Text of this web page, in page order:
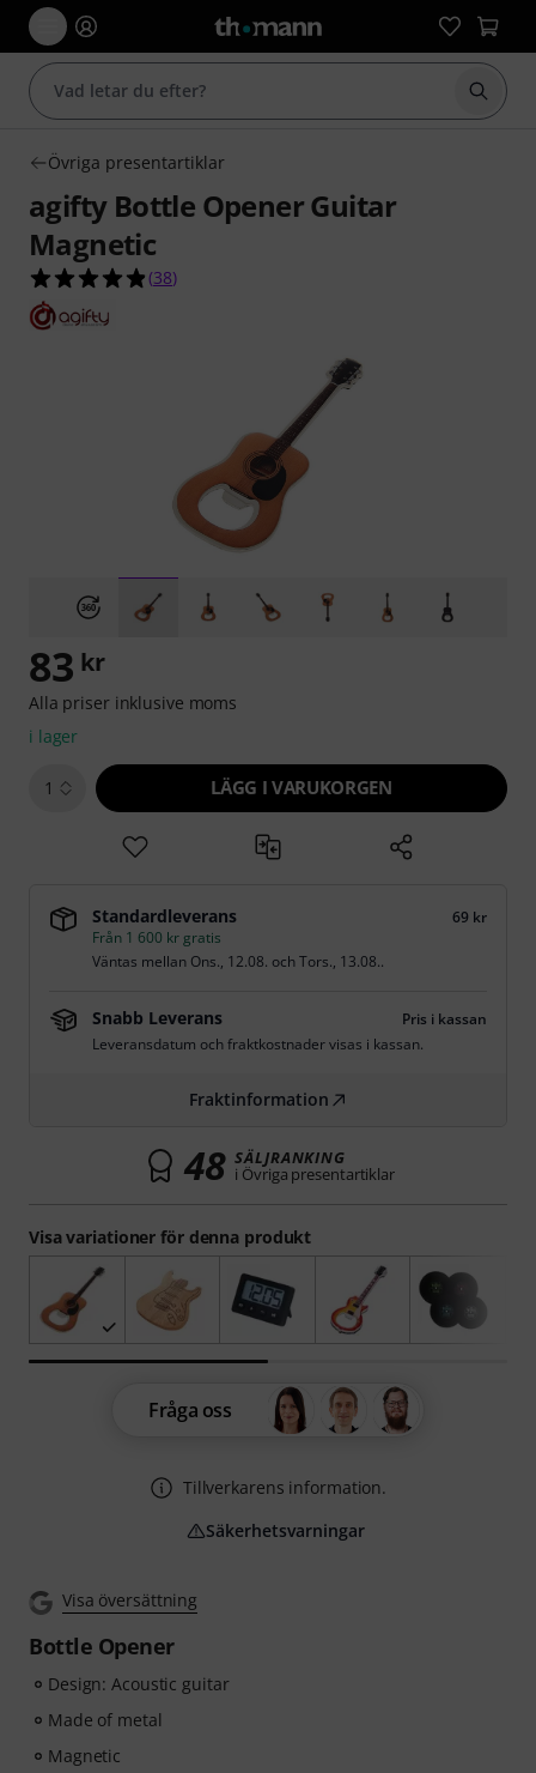
Börja
Övriga presentartiklar
agifty Bottle Opener Guitar
Magnetic
4.8 av 5 stjärnor från 38 kundbetyg
(38)
Visa översättning
Bottle Opener
Design: Acoustic guitar
Made of metal
Magnetic
Visa variationer för denna produkt
83 kr
Alla priser inklusive moms
i lager
1 LÄGG I VARUKORGEN
Standardleverans
69 kr
Från 1 600 kr gratis
Väntas mellan Ons., 12.08. ochTors., 13.08..
Snabb Leverans
Pris i kassan
Leveransdatum och fraktkostnader visas i kassan.
Fraktinformation
48 SÄLJRANKING
i Övriga presentartiklar
Fråga oss
Tillverkarens information.
Säkerhetsvarningar